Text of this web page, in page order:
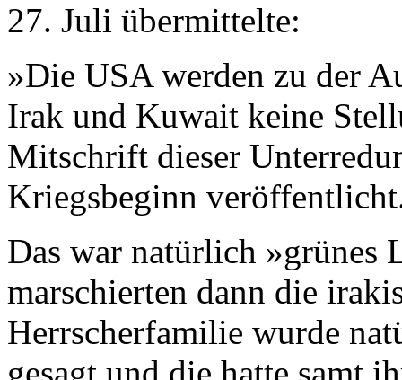
27. Juli übermittelte:
»Die USA werden zu der
Irak und Kuwait keine
Mitschrift dieser
Kriegsbeginn
Das war natürlich »grünes
marschierten dann die
Herrscherfamilie wurde